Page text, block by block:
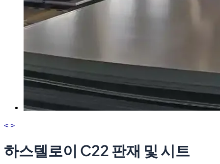
< >
하스텔로이 C22 판재 및 시트